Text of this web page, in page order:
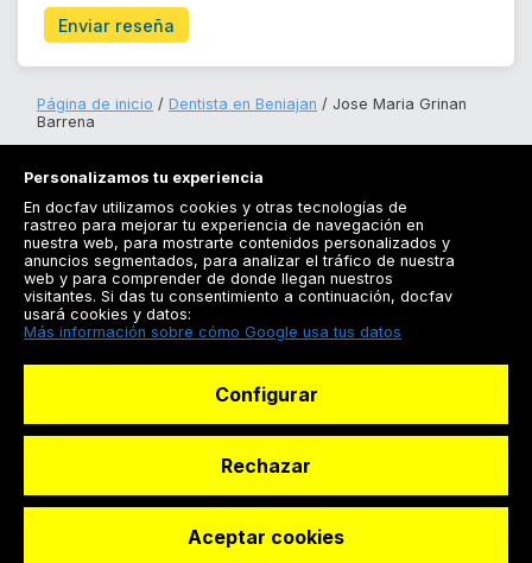
Enviar reseña
Página de inicio Dentista en Beniajan
Jose Maria Grinan
Barrena
Registrarse
Docfav
© Dashboard Technologies S.L
Personalizamos tu experiencia
En docfav utilizamos cookies y otras tecnologías de
rastreo para mejorar tu experiencia de navegación en
nuestra web, para mostrarte contenidos personalizados y
anuncios segmentados, para analizar el tráfico de nuestra
web y para comprender de donde llegan nuestros
visitantes. Si das tu consentimiento a continuación, docfav
usará cookies y datos:
Más información sobre cómo Google usa tus datos
Configurar
Rechazar
Aceptar cookies